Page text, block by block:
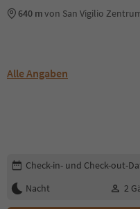
640 mvon San Vigilio
Alle Angaben
Buchungsdetails bearbeiten
Check-in- und Check-out-
Nacht
2